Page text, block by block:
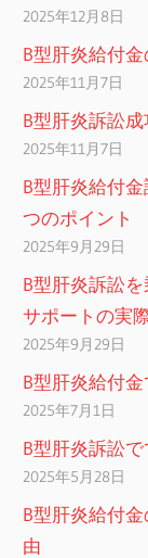
2025年12月8日
B型肝炎給付
2025年11月7日
B型肝炎訴訟
2025年11月7日
B型肝炎給付
つのポイント
2025年9月29日
B型肝炎訴訟
サポートの実
2025年9月29日
B型肝炎給付
2025年7月1日
B型肝炎訴訟
2025年5月28日
B型肝炎給付
由